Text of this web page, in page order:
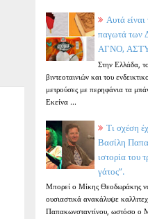
Αυτά
παγωτά
ΑΓΝΟ,
Στην Ελλάδα,
βιντεοταινιών και του
μετρούσες με περηφάνια τα
Εκείνα ...
Τι σχέση
Βασίλη
ιστορία του
γάτος”.
Μπορεί ο Μίκης Θεοδωράκης
ουσιαστικά ανακάλυψε
Παπακωνσταντίνου, ωστόσο ο